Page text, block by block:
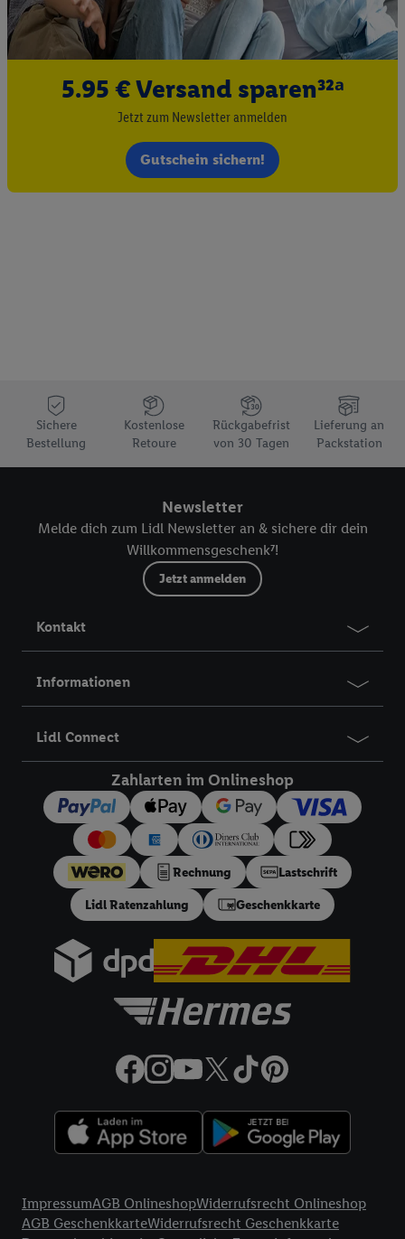
5.95 € Versand sparen³²ᵃ
Jetzt zum Newsletter anmelden
Gutschein sichern!
Sichere
Bestellung
Kostenlose
Retoure
Rückgabefrist
von 30 Tagen
Lieferung an
Packstation
Newsletter
Melde dich zum Lidl Newsletter an & sichere dir dein
Willkommensgeschenk⁷!
Jetzt anmelden
Kontakt
Informationen
Lidl Connect
Zahlarten im Onlineshop
Rechnung Lastschrift
Lidl Ratenzahlung Geschenkkarte
ImpressumAGB OnlineshopWiderrufsrecht Onlineshop
AGB GeschenkkarteWiderrufsrecht Geschenkkarte